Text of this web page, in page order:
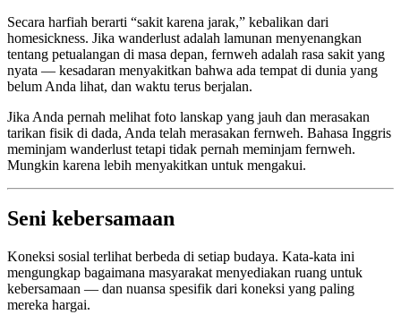
Secara harfiah berarti “sakit karena jarak,” kebalikan dari
homesickness. Jika wanderlust adalah lamunan menyenangkan
tentang petualangan di masa depan, fernweh adalah rasa sakit yang
nyata — kesadaran menyakitkan bahwa ada tempat di dunia yang
belum Anda lihat, dan waktu terus berjalan.
Jika Anda pernah melihat foto lanskap yang jauh dan merasakan
tarikan fisik di dada, Anda telah merasakan fernweh. Bahasa Inggris
meminjam wanderlust tetapi tidak pernah meminjam fernweh.
Mungkin karena lebih menyakitkan untuk mengakui.
Seni kebersamaan
Koneksi sosial terlihat berbeda di setiap budaya. Kata-kata ini
mengungkap bagaimana masyarakat menyediakan ruang untuk
kebersamaan — dan nuansa spesifik dari koneksi yang paling
mereka hargai.